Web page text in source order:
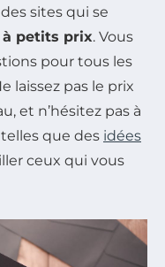
sites qui se
à petits prix. Vous
pour tous les
laissez pas le prix
et n’hésitez pas à
que des idées
ceux qui vous